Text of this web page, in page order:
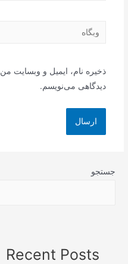
وبگاه
ذخیره نام، ایمیل و وبسایت
دیدگاهی می‌نویسم.
جستجو
Recent Posts